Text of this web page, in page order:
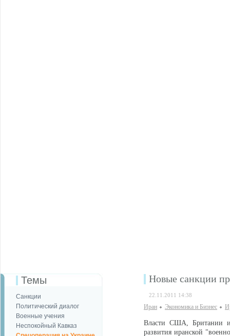
Темы
Санкции
Политический диалог
Военные учения
Неспокойный Кавказ
Новые санкции
22.11.2011 14:38
Иран Экономика и Бизнес
Власти США, Британии и
развития иранской